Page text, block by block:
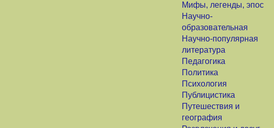
Мифы, легенды, эпос
Научно-
образовательная
Научно-популярная
литература
Педагогика
Политика
Психология
Публицистика
Путешествия и
география